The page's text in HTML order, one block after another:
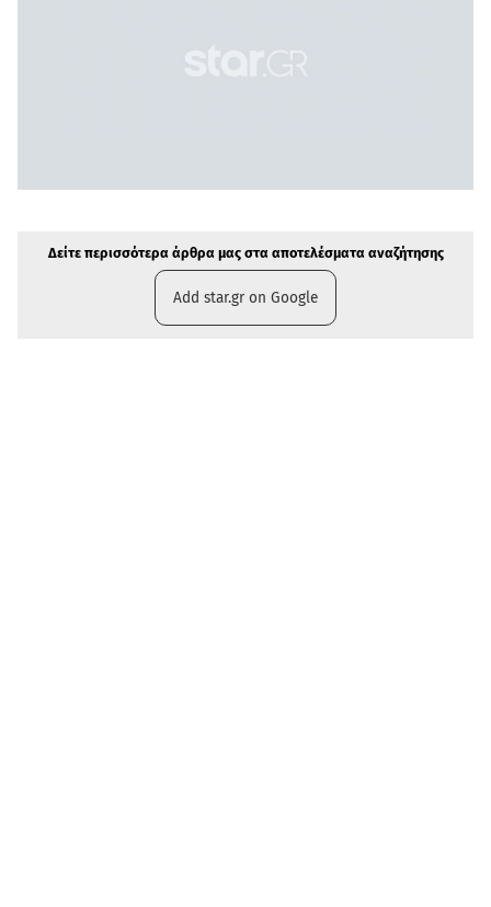
Δείτε περισσότερα άρθρα μας στα αποτελέσματα αναζήτησης
Add star.gr on Google